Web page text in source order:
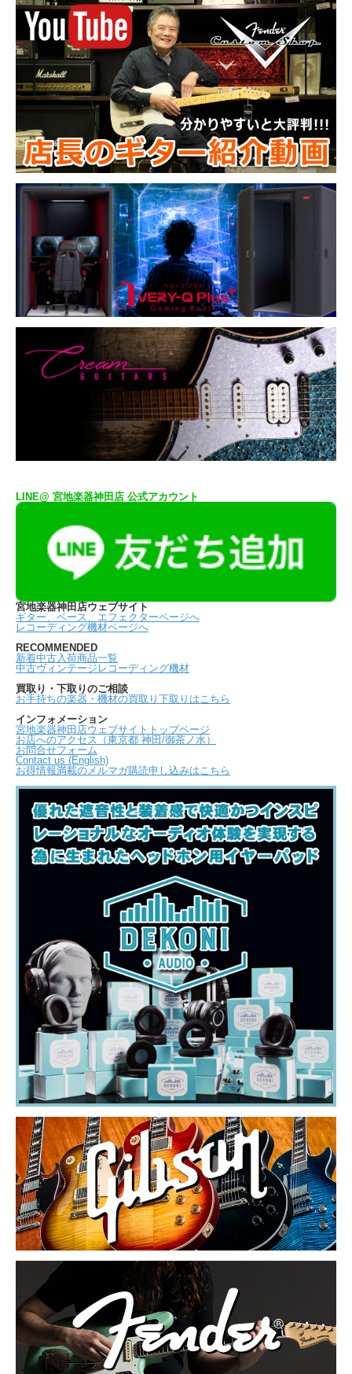
LINE@ 宮地楽器神田店 公式アカウント
宮地楽器神田店ウェブサイト
ギター、ベース、エフェクターページへ
レコーディング機材ページへ
RECOMMENDED
新着中古入荷商品一覧
中古ヴィンテージレコーディング機材
買取り・下取りのご相談
お手持ちの楽器・機材の買取り下取りはこちら
インフォメーション
宮地楽器神田店ウェブサイトトップページ
お店へのアクセス（東京都 神田/御茶ノ水）
お問合せフォーム
Contact us (English)
お得情報満載のメルマガ購読申し込みはこちら